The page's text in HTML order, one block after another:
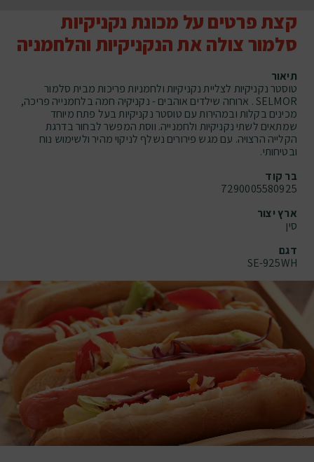
קצת פרטים על מכונת נקניקיות
סלמור צולה את הנקניקיות והלחמניה
תיאור
טוסטר נקניקיות לצליית נקניקיות ולחמניות פריכות מבית סלמור
SELMOR . ארוחה שילדים אוהבים - נקניקיה חמה בלחמנייה פריכה,
מכינים בקלות ובמהירות עם טוסטר נקניקיות בעל פתח מיוחד
שמתאים לשתי נקניקיות ולחמנייה. ווסת המפשר לבחור בדרגת
הקלייה הרצויה. עם מגש פירורים נשלף לניקוי מהיר ולשימוש נוח
ובטיחותי.
בר קוד
7290005580925
ארץ יצור
סין
דגם
SE-925WH